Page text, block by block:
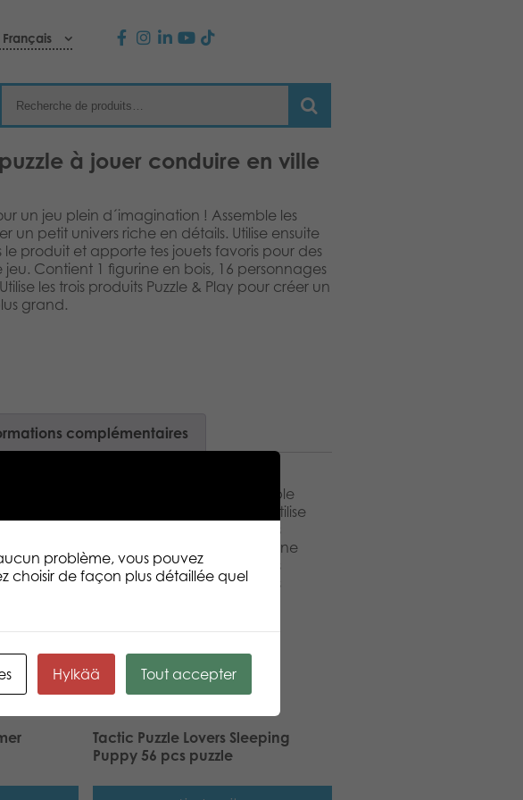
Français
à jouer conduire en ville
un jeu plein d´imagination ! Assemble les
un petit univers riche en détails. Utilise ensuite
le produit et apporte tes jouets favoris pour des
jeu. Contient 1 figurine en bois, 16 personnages
les trois produits Puzzle & Play pour créer un
grand.
complémentaires
pour un jeu plein d´imagination ! Assemble
créer un petit univers riche en détails. Utilise
dans le produit et apporte tes jouets
et des heures de jeu. – Contient 1 figurine
en carton et 16 jetons ! – Utilise les trois
pour créer un univers de jeu encore plus
Tactic Puzzle Lovers Sleeping
Puppy 56 pcs puzzle
problème, vous pouvez
choisir de façon plus détaillée quel
Hylkää Tout accepter